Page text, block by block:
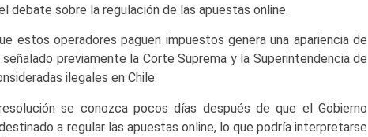
debate sobre la regulación de las apuestas online.
estos operadores paguen impuestos genera una apariencia de
previamente la Corte Suprema y la Superintendencia de
ilegales en Chile.
se conozca pocos días después de que el Gobierno
a regular las apuestas online, lo que podría interpretarse